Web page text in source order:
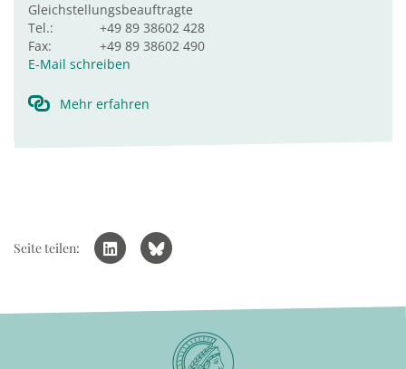
Gleichstellungsbeauftragte
Tel.:
+49 89 38602 428
Fax:
+49 89 38602 490
E-Mail schreiben
Mehr erfahren
Seite teilen: